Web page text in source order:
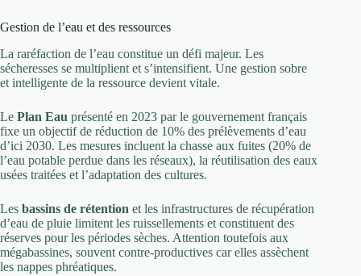
Gestion de l’eau et des ressources
La raréfaction de l’eau constitue un défi majeur. Les
sécheresses se multiplient et s’intensifient. Une gestion sobre
et intelligente de la ressource devient vitale.
Le Plan Eau présenté en 2023 par le gouvernement français
fixe un objectif de réduction de 10% des prélèvements d’eau
d’ici 2030. Les mesures incluent la chasse aux fuites (20% de
l’eau potable perdue dans les réseaux), la réutilisation des eaux
usées traitées et l’adaptation des cultures.
Les bassins de rétention et les infrastructures de récupération
d’eau de pluie limitent les ruissellements et constituent des
réserves pour les périodes sèches. Attention toutefois aux
mégabassines, souvent contre-productives car elles assèchent
les nappes phréatiques.